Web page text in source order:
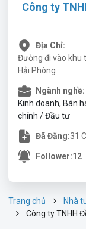
Công ty
Địa Chỉ:
Đường đi vào khu
Hải Phòng
Ngành nghề:
Kinh doanh, Bán
chính / Đầu tư
Đã Đăng:31
Follower:12
Trang chủ
Nhà
Công ty TNHH